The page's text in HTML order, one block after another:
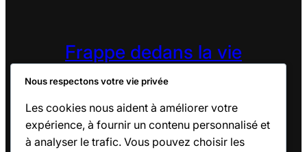
Frappe dedans la vie
AccueilÀ ProposNouvellesF.A.Q.Nous joindre
Nous respectons votre vie privée
Les cookies nous aident à améliorer votre
expérience, à fournir un contenu personnalisé et
à analyser le trafic. Vous pouvez choisir les